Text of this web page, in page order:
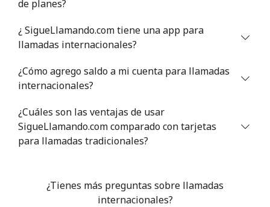
Poland
Línea fija ⁦0.8¢⁩
Celular ⁦1.2¢⁩ ⁦7¢⁩
Portugal
Línea fija ⁦0.7¢⁩
⁦2.4¢⁩ 416 min por ⁦$10⁩
de planes?
¿ SigueLlamando.com tiene una app para
llamadas internacionales?
¿Cómo agrego saldo a mi cuenta para llamadas
internacionales?
¿Cuáles son las ventajas de usar
SigueLlamando.com comparado con tarjetas
para llamadas tradicionales?
¿Tienes más preguntas sobre llamadas
internacionales?